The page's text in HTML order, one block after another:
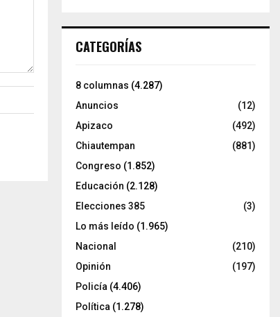
CATEGORÍAS
8 columnas (4.287)
Anuncios
(12)
Apizaco
(492)
Chiautempan
(881)
Congreso (1.852)
Educación (2.128)
Elecciones 385
(3)
Lo más leído (1.965)
Nacional
(210)
Opinión
(197)
Policía (4.406)
Política (1.278)